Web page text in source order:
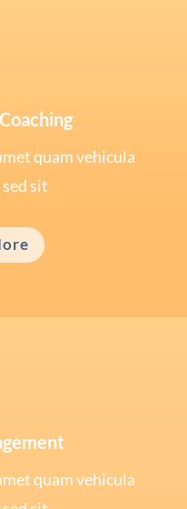
quam vehicula
sit
quam vehicula